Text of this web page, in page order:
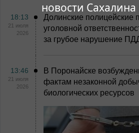
новости
18:13
21 июля
2026
Долинские полицейские
уголовной
за грубое нарушение
13:46
21 июля
2026
В Поронайске
фактам незаконной
биологических ресурсов